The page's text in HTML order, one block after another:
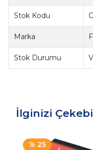
Stok Kodu
Marka
Stok Durumu
İlginizi
% 25